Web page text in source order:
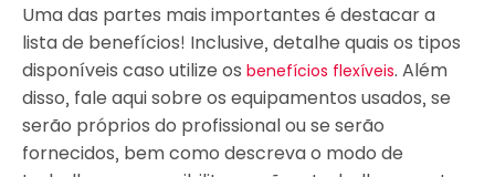
Uma das partes mais importantes é destacar a
lista de benefícios! Inclusive, detalhe quais os tipos
disponíveis caso utilize os benefícios flexíveis. Além
disso, fale aqui sobre os equipamentos usados, se
serão próprios do profissional ou se serão
fornecidos, bem como descreva o modo de